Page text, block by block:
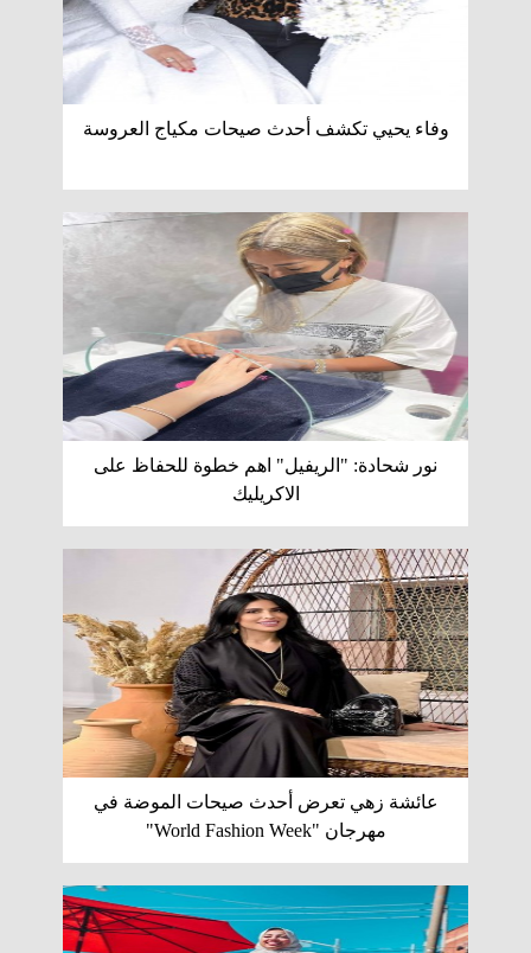
وفاء يحيي تكشف أحدث صيحات مكياج العروسة
نور شحادة: "الريفيل" اهم خطوة للحفاظ على
الاكريليك
عائشة زهي تعرض أحدث صيحات الموضة في
مهرجان "World Fashion Week"